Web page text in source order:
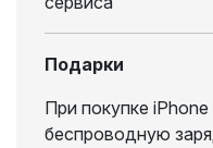
Подарки
При покупке
беспроводную